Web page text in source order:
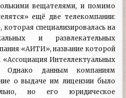
вещателями, и помимо
ещё две телекомпании:
специализировалась на
и развлекательных
«АИТИ», название которой
Интеллектуальных
Однако данным компаниям
о выдаче им лицензии было
но его юридическое